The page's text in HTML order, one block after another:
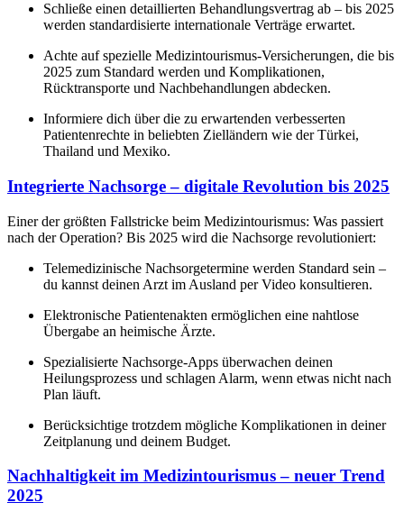
Schließe einen detaillierten Behandlungsvertrag ab – bis 2025
werden standardisierte internationale Verträge erwartet.
Achte auf spezielle Medizintourismus-Versicherungen, die bis
2025 zum Standard werden und Komplikationen,
Rücktransporte und Nachbehandlungen abdecken.
Informiere dich über die zu erwartenden verbesserten
Patientenrechte in beliebten Zielländern wie der Türkei,
Thailand und Mexiko.
Integrierte Nachsorge – digitale Revolution bis 2025
Einer der größten Fallstricke beim Medizintourismus: Was passiert
nach der Operation? Bis 2025 wird die Nachsorge revolutioniert:
Telemedizinische Nachsorgetermine werden Standard sein –
du kannst deinen Arzt im Ausland per Video konsultieren.
Elektronische Patientenakten ermöglichen eine nahtlose
Übergabe an heimische Ärzte.
Spezialisierte Nachsorge-Apps überwachen deinen
Heilungsprozess und schlagen Alarm, wenn etwas nicht nach
Plan läuft.
Berücksichtige trotzdem mögliche Komplikationen in deiner
Zeitplanung und deinem Budget.
Nachhaltigkeit im Medizintourismus – neuer Trend
2025